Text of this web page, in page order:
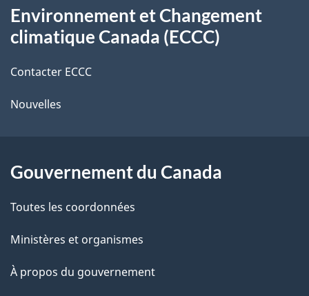
s
d
e
l
a
g
e
t
r
r
t
a
c
i
o
propos
ce
site
Environnement et Changement
climatique Canada (ECCC)
Contacter ECCC
Nouvelles
Gouvernement du Canada
Toutes les coordonnées
Ministères et organismes
À propos du gouvernement